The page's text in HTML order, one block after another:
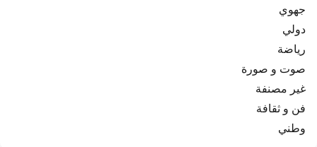
جهوي
دولي
رياضة
صوت و صورة
غير مصنفة
فن و ثقافة
وطني